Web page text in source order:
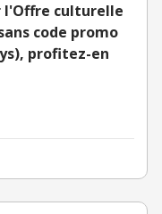
culturelle
code promo
profitez-en